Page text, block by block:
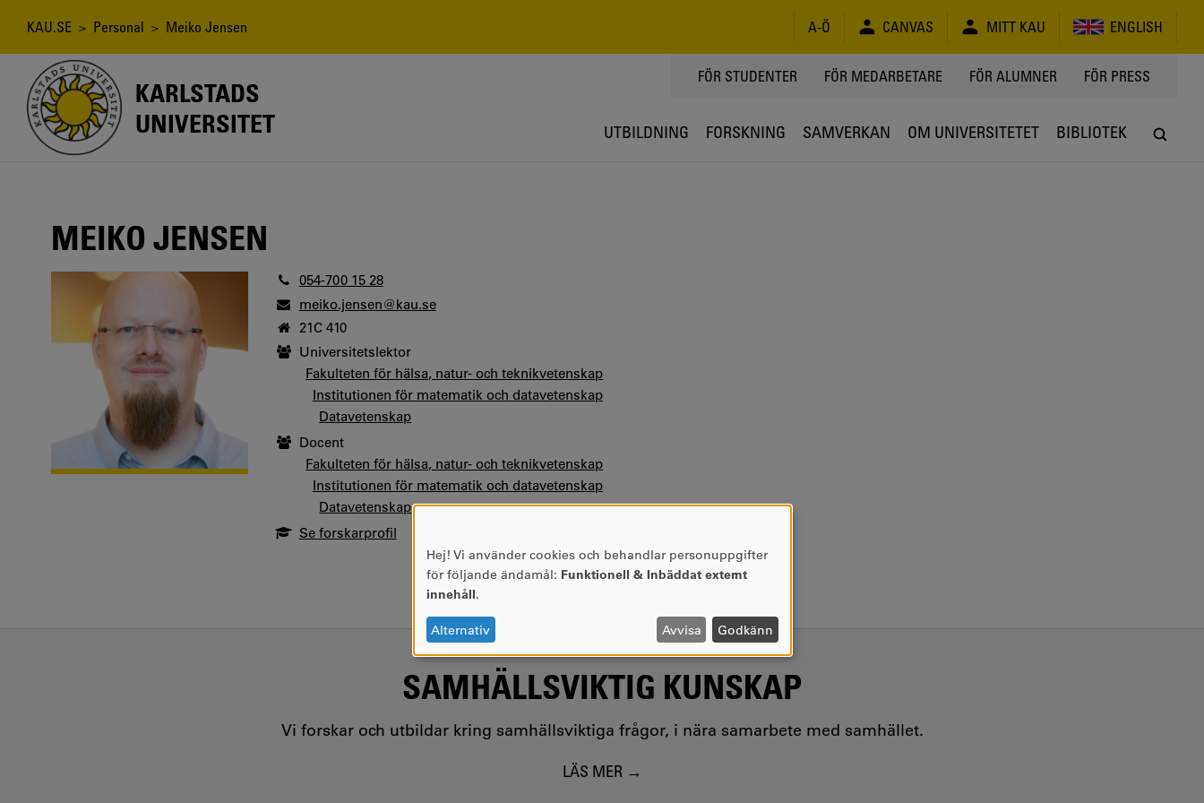
Länkstig
KAU.SE > Personal > Meiko Jensen A-Ö CANVAS MITT KAU ENGLISH
KARLSTADS
UNIVERSITET
TOPPMENY
FÖR STUDENTER FÖR MEDARBETARE FÖR ALUMNER FÖR PRESS
UTBILDNING FORSKNING SAMVERKAN OM UNIVERSITETET BIBLIOTEK
MEIKO JENSEN
054-700 15 28
meiko.jensen@kau.se
21C 410
Universitetslektor
Fakulteten för hälsa, natur- och teknikvetenskap
Institutionen för matematik och datavetenskap
Datavetenskap
Docent
Fakulteten för hälsa, natur- och teknikvetenskap
Institutionen för matematik och datavetenskap
Datavetenskap
Se forskarprofil
SAMHÄLLSVIKTIG KUNSKAP
Vi forskar och utbildar kring samhällsviktiga frågor, i nära samarbete med samhället.
LÄS MER
ANVÄNDNING
AV
OCH
COOKIES
Hej! Vi använder cookies och behandlar personuppgifter
för följande ändamål: Funktionell & Inbäddat externt
innehåll.
Alternativ Avvisa Godkänn